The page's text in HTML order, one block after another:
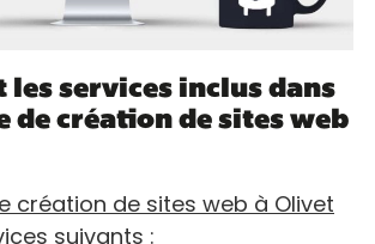
les services inclus dans
de création de sites web
création de sites web à Olivet
suivants :